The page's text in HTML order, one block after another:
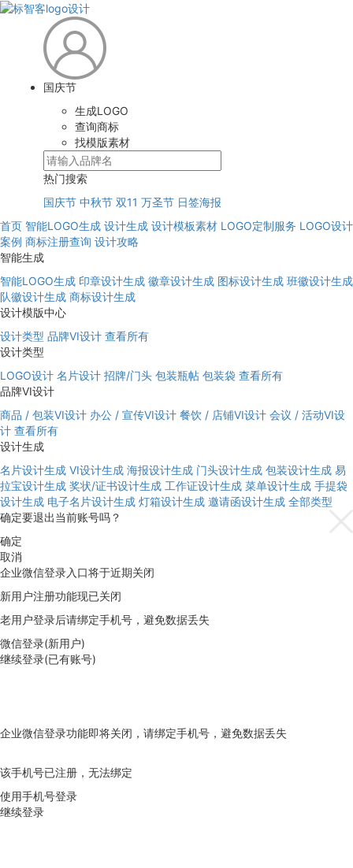
国庆节
生成LOGO
查询商标
找模版素材
热门搜索
国庆节 中秋节 双11 万圣节 日签海报
首页 智能LOGO生成 设计生成 设计模板素材 LOGO定制服务 LOGO设计
案例 商标注册查询 设计攻略
智能生成
智能LOGO生成 印章设计生成 徽章设计生成 图标设计生成 班徽设计生成
队徽设计生成 商标设计生成
设计模版中心
设计类型 品牌VI设计 查看所有
设计类型
LOGO设计 名片设计 招牌/门头 包装瓶帖 包装袋 查看所有
品牌VI设计
商品 / 包装VI设计 办公 / 宣传VI设计 餐饮 / 店铺VI设计 会议 / 活动VI设
计 查看所有
设计生成
名片设计生成 VI设计生成 海报设计生成 门头设计生成 包装设计生成 易
拉宝设计生成 奖状/证书设计生成 工作证设计生成 菜单设计生成 手提袋
设计生成 电子名片设计生成 灯箱设计生成 邀请函设计生成 全部类型
确定要退出当前账号吗？
确定
取消
企业微信登录入口将于近期关闭
新用户注册功能现已关闭
老用户登录后请绑定手机号，避免数据丢失
微信登录(新用户)
继续登录(已有账号)
企业微信登录功能即将关闭，请绑定手机号，避免数据丢失
该手机号已注册，无法绑定
使用手机号登录
继续登录